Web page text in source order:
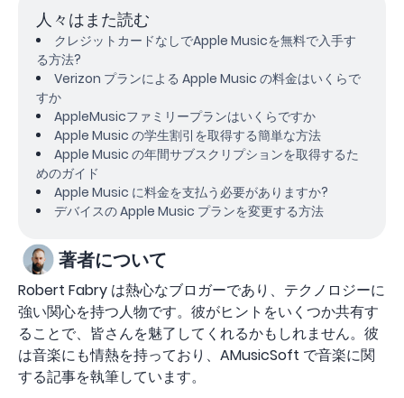
人々はまた読む
クレジットカードなしでApple Musicを無料で入手す
る方法?
Verizon プランによる Apple Music の料金はいくらで
すか
AppleMusicファミリープランはいくらですか
Apple Music の学生割引を取得する簡単な方法
Apple Music の年間サブスクリプションを取得するた
めのガイド
Apple Music に料金を支払う必要がありますか?
デバイスの Apple Music プランを変更する方法
著者について
Robert Fabry は熱心なブロガーであり、テクノロジーに
強い関心を持つ人物です。彼がヒントをいくつか共有す
ることで、皆さんを魅了してくれるかもしれません。彼
は音楽にも情熱を持っており、AMusicSoft で音楽に関
する記事を執筆しています。